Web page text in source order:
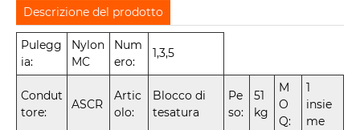
Descrizione del prodotto
Pulegg
ia:
Nylon
MC
Num
ero:
1,3,5
Condut
tore:
ASCR
Artic
olo:
Blocco di
tesatura
Pe
so:
51
kg
M
O
Q:
1
insie
me